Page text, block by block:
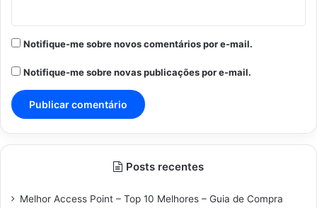
Notifique-me sobre novos comentários por e-mail.
Notifique-me sobre novas publicações por e-mail.
Posts recentes
Melhor Access Point – Top 10 Melhores – Guia de Compra